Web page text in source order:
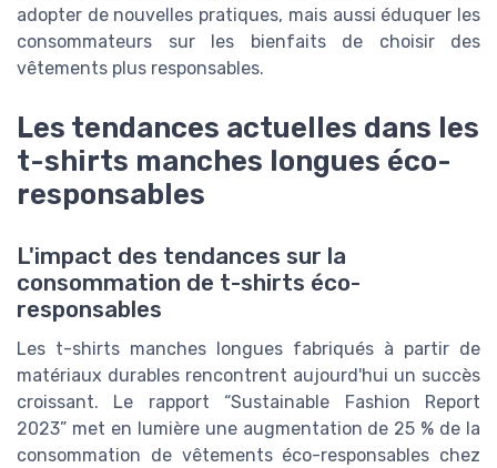
adopter de nouvelles pratiques, mais aussi éduquer les
consommateurs sur les bienfaits de choisir des
vêtements plus responsables.
Les tendances actuelles dans les
t-shirts manches longues éco-
responsables
L'impact des tendances sur la
consommation de t-shirts éco-
responsables
Les t-shirts manches longues fabriqués à partir de
matériaux durables rencontrent aujourd'hui un succès
croissant. Le rapport “Sustainable Fashion Report
2023” met en lumière une augmentation de 25 % de la
consommation de vêtements éco-responsables chez